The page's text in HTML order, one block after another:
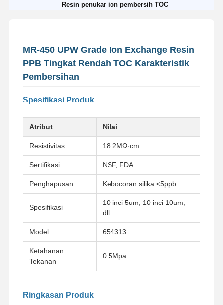
Resin penukar ion pembersih TOC
MR-450 UPW Grade Ion Exchange Resin
PPB Tingkat Rendah TOC Karakteristik
Pembersihan
Spesifikasi Produk
Atribut Nilai
Resistivitas 18.2MΩ·cm
Sertifikasi NSF, FDA
Penghapusan Kebocoran silika <5ppb
Spesifikasi
10 inci 5um, 10 inci 10um,
dll.
Model 654313
Ketahanan
Tekanan
0.5Mpa
Ringkasan Produk